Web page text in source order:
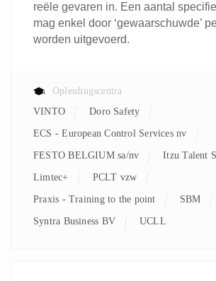
reële gevaren in. Een aantal
mag enkel door ‘gewaarschuwde’
worden uitgevoerd.
Opleidingscentra
VINTO
Doro Safety
ECS - European Control Services nv
FESTO BELGIUM sa/nv Itzu Talent
Limtec+ PCLT vzw
Praxis - Training to the point SBM
Syntra Business BV UCLL